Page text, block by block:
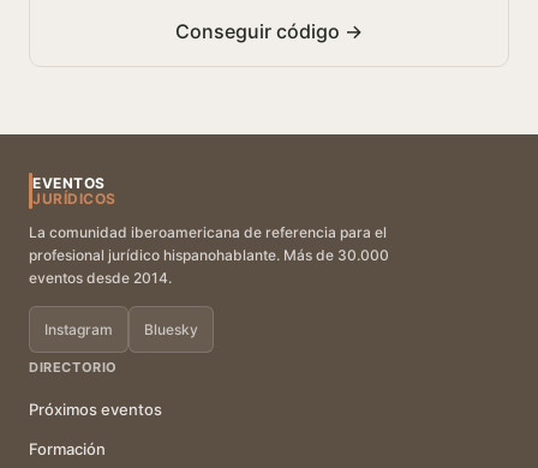
Conseguir código →
EVENTOS
JURÍDICOS
La comunidad iberoamericana de referencia para el
profesional jurídico hispanohablante. Más de 30.000
eventos desde 2014.
Instagram Bluesky
DIRECTORIO
Próximos eventos
Formación